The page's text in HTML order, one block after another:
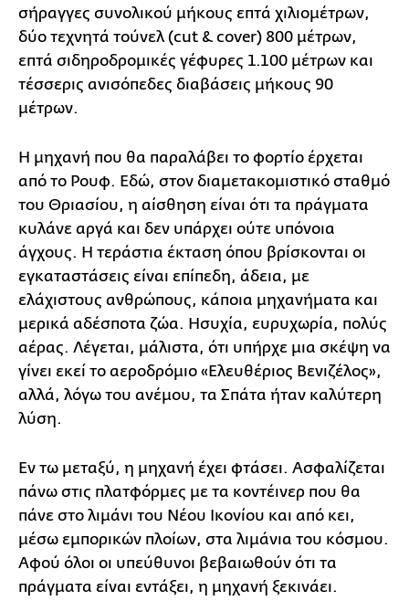
σήραγγες συνολικού μήκους επτά χιλιομέτρων,
δύο τεχνητά τούνελ (cut & cover) 800 μέτρων,
επτά σιδηροδρομικές γέφυρες 1.100 μέτρων και
τέσσερις ανισόπεδες διαβάσεις μήκους 90
μέτρων.
Η μηχανή που θα παραλάβει το φορτίο έρχεται
από το Ρουφ. Εδώ, στον διαμετακομιστικό σταθμό
του Θριασίου, η αίσθηση είναι ότι τα πράγματα
κυλάνε αργά και δεν υπάρχει ούτε υπόνοια
άγχους. Η τεράστια έκταση όπου βρίσκονται οι
εγκαταστάσεις είναι επίπεδη, άδεια, με
ελάχιστους ανθρώπους, κάποια μηχανήματα και
μερικά αδέσποτα ζώα. Ησυχία, ευρυχωρία, πολύς
αέρας. Λέγεται, μάλιστα, ότι υπήρχε μια σκέψη να
γίνει εκεί το αεροδρόμιο «Ελευθέριος Βενιζέλος»,
αλλά, λόγω του ανέμου, τα Σπάτα ήταν καλύτερη
λύση.
Εν τω μεταξύ, η μηχανή έχει φτάσει. Ασφαλίζεται
πάνω στις πλατφόρμες με τα κοντέινερ που θα
πάνε στο λιμάνι του Νέου Ικονίου και από κει,
μέσω εμπορικών πλοίων, στα λιμάνια του κόσμου.
Αφού όλοι οι υπεύθυνοι βεβαιωθούν ότι τα
πράγματα είναι εντάξει, η μηχανή ξεκινάει.